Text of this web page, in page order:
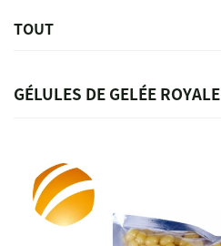
TOUT
GÉLULES DE GELÉE ROYALE